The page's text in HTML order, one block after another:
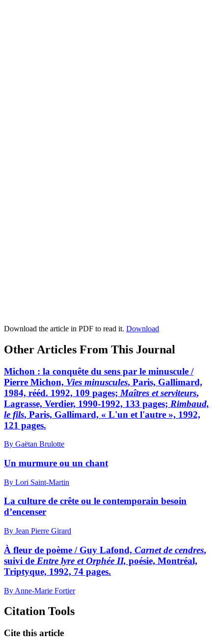
Download the article in PDF to read it. Download
Other Articles From This Journal
Michon : la conquête du sens par le minuscule /
Pierre Michon, Vies minuscules, Paris, Gallimard,
1984, rééd. 1992, 109 pages; Maîtres et serviteurs,
Lagrasse, Verdier, 1990-1992, 133 pages; Rimbaud,
le fils, Paris, Gallimard, « L'un et l'autre », 1992,
121 pages.
By Gaëtan Brulotte
Un murmure ou un chant
By Lori Saint-Martin
La culture de crête ou le contemporain besoin
d’encenser
By Jean Pierre Girard
À fleur de poème / Guy Lafond, Carnet de cendres,
suivi de Entre lyre et Orphée II, poésie, Montréal,
Triptyque, 1992, 74 pages.
By Anne-Marie Fortier
Citation Tools
Cite this article